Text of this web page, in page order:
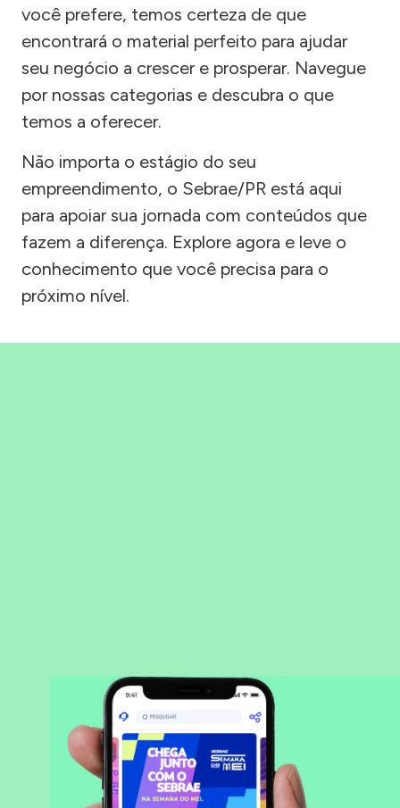
você prefere, temos certeza de que
encontrará o material perfeito para ajudar
seu negócio a crescer e prosperar. Navegue
por nossas categorias e descubra o que
temos a oferecer.
Não importa o estágio do seu
empreendimento, o Sebrae/PR está aqui
para apoiar sua jornada com conteúdos que
fazem a diferença. Explore agora e leve o
conhecimento que você precisa para o
próximo nível.